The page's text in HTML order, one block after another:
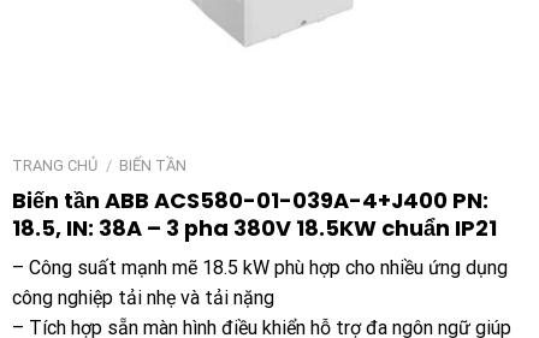
TRANG CHỦ / BIẾN TẦN
Biến tần ABB ACS580-01-039A-4+J400 PN:
18.5, IN: 38A – 3 pha 380V 18.5KW chuẩn IP21
– Công suất mạnh mẽ 18.5 kW phù hợp cho nhiều ứng dụng
công nghiệp tải nhẹ và tải nặng
– Tích hợp sẵn màn hình điều khiển hỗ trợ đa ngôn ngữ giúp